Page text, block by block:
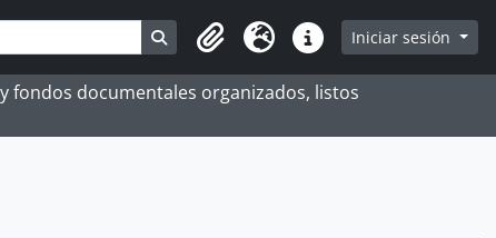
Search in browse page
Portapapeles
Idioma Enlaces rápidos
Iniciar sesión
fondos documentales organizados, listos